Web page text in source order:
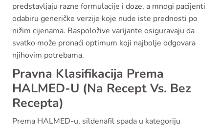
predstavljaju razne formulacije i doze, a mnogi pacijenti
odabiru generičke verzije koje nude iste prednosti po
nižim cijenama. Raspoložive varijante osiguravaju da
svatko može pronaći optimum koji najbolje odgovara
njihovim potrebama.
Pravna Klasifikacija Prema
HALMED-U (Na Recept Vs. Bez
Recepta)
Prema HALMED-u, sildenafil spada u kategoriju